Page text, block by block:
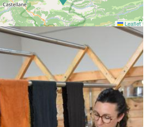
vegetale su tessuti. Vorrei
in un viaggio nel mio mondo colorato,
sperimentazione artistica, tecniche
ancestrali e curiosità senza limiti.
Leaflet